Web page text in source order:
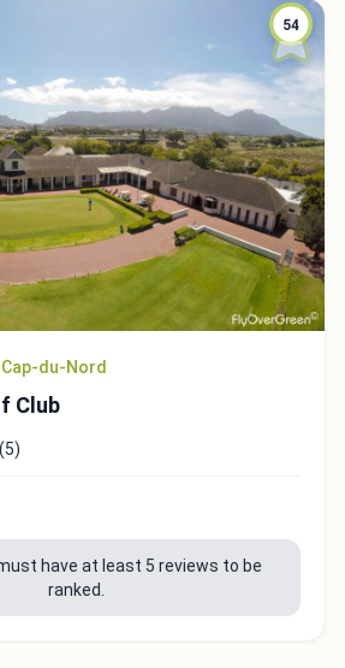
54
du-Nord
Club
have at least 5 reviews to be
ranked.
Close